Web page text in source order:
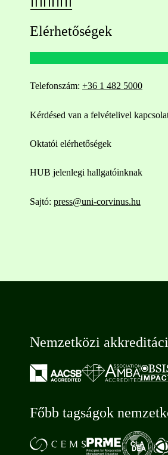
Elérhetőségek
Telefonszám: +36 1 482 5000
Kérdésed van a felvételivel
Oktatói elérhetőségek
HUB jelenlegi hallgatóinknak
Sajtó: press@uni-corvinus.hu
Nemzetközi
Főbb tagságok